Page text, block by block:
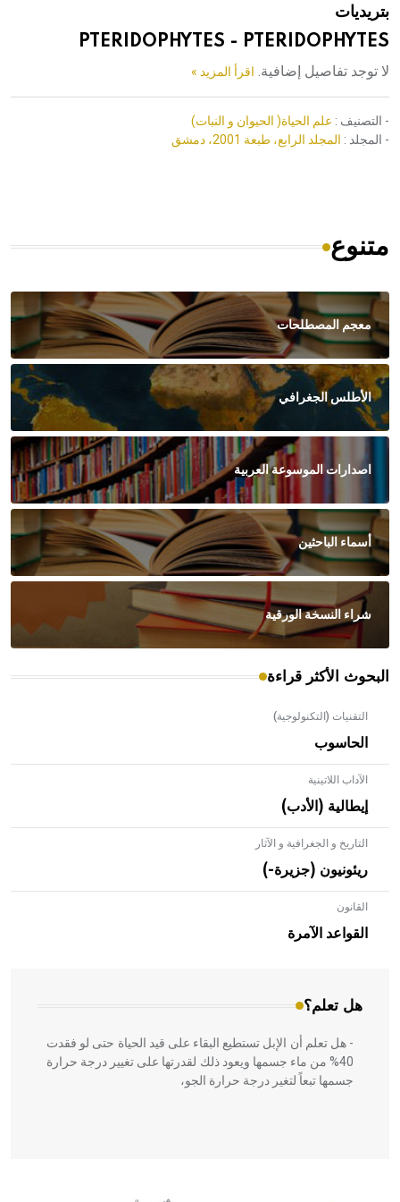
بتريديات
PTERIDOPHYTES - PTERIDOPHYTES
لا توجد تفاصيل إضافية. اقرأ المزيد »
- التصنيف : علم الحياة( الحيوان و النبات)
- المجلد : المجلد الرابع، طبعة 2001، دمشق
متنوع
معجم المصطلحات
الأطلس الجغرافي
اصدارات الموسوعة العربية
أسماء الباحثين
شراء النسخة الورقية
البحوث الأكثر قراءة
التقنيات (التكنولوجية)
الحاسوب
الآداب اللاتينية
إيطالية (الأدب)
التاريخ و الجغرافية و الآثار
ريئونيون (جزيرة-)
القانون
القواعد الآمرة
هل تعلم؟
- هل تعلم أن الأبلق نوع من الفنون الهندسية التي ارتبطت
بالعمارة الإسلامية في بلاد الشام ومصر خاصة، حيث يحرص
المعمار على بناء مداميكه وخاصة في الواجهات
- هل تعلم أن الإبل تستطيع البقاء على قيد الحياة حتى لو فقدت
40% من ماء جسمها ويعود ذلك لقدرتها على تغيير درجة حرارة
جسمها تبعاً لتغير درجة حرارة الجو،
الحكم، الأدلة، تنظيم التغذية، ورسالته في جروح الرأس. ويعود